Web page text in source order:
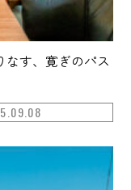
なす、寛ぎのパス